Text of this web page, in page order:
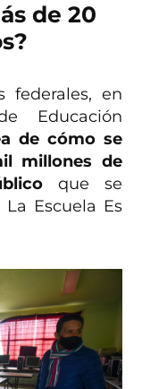
de 20
federales, en
Educación
de cómo se
millones de
que se
Escuela Es